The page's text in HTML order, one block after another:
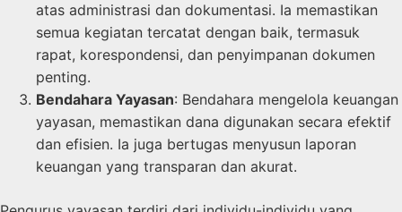
atas administrasi dan dokumentasi. Ia memastikan
semua kegiatan tercatat dengan baik, termasuk
rapat, korespondensi, dan penyimpanan dokumen
penting.
Bendahara Yayasan: Bendahara mengelola keuangan
yayasan, memastikan dana digunakan secara efektif
dan efisien. Ia juga bertugas menyusun laporan
keuangan yang transparan dan akurat.